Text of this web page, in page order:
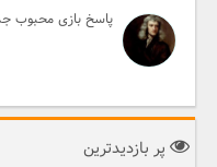
پاسخ بازی محبوب
پر بازدیدترین